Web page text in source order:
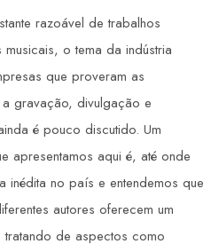
razoável de trabalhos
o tema da indústria
que proveram as
gravação, divulgação e
é pouco discutido. Um
apresentamos aqui é, até onde
inédita no país e entendemos que
autores oferecem um
tratando de aspectos como